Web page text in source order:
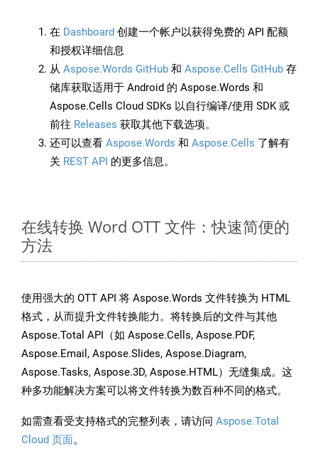
在 Dashboard 创建一个帐户以获得免费的 API 配额
和授权详细信息
从 Aspose.Words GitHub 和 Aspose.Cells GitHub 存
储库获取适用于 Android 的 Aspose.Words 和
Aspose.Cells Cloud SDKs 以自行编译/使用 SDK 或
前往 Releases 获取其他下载选项。
还可以查看 Aspose.Words 和 Aspose.Cells 了解有
关 REST API 的更多信息。
在线转换 Word OTT 文件：快速简便的
方法
使用强大的 OTT API 将 Aspose.Words 文件转换为 HTML
格式，从而提升文件转换能力。将转换后的文件与其他
Aspose.Total API（如 Aspose.Cells, Aspose.PDF,
Aspose.Email, Aspose.Slides, Aspose.Diagram,
Aspose.Tasks, Aspose.3D, Aspose.HTML）无缝集成。这
种多功能解决方案可以将文件转换为数百种不同的格式。
如需查看受支持格式的完整列表，请访问 Aspose.Total
Cloud 页面。